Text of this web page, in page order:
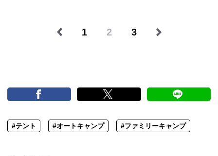
1 2 3
#テント #オートキャンプ #ファミリーキャンプ